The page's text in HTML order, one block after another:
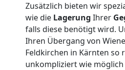
Zusätzlich bieten wir
wie die Lagerung Ihrer
falls diese benötigt wird.
Ihren Übergang von
Feldkirchen in Kärnten so
unkompliziert wie